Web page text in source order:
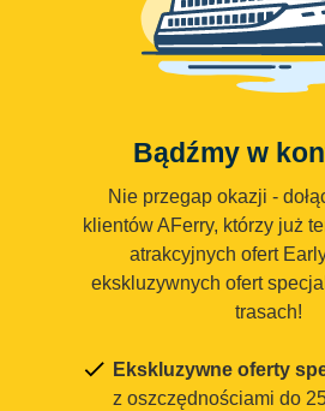
Bądźmy w
Nie przegap okazji -
klientów AFerry, którzy już
atrakcyjnych ofert
ekskluzywnych ofert
trasach!
Ekskluzywne oferty
z oszczędnościami do